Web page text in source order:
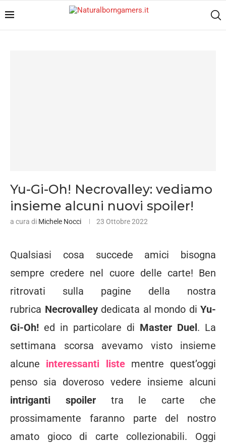
Yu-Gi-Oh! Necrovalley: vediamo
insieme alcuni nuovi spoiler!
a cura di Michele Nocci 23 Ottobre 2022
Qualsiasi cosa succede amici bisogna
sempre credere nel cuore delle carte! Ben
ritrovati sulla pagine della nostra
rubrica Necrovalleydedicata al mondo di Yu-
Gi-Oh! ed in particolare di Master Duel. La
settimana scorsa avevamo visto insieme
alcune interessanti listementre quest’oggi
penso sia doveroso vedere insieme alcuni
intriganti spoilertra le carte che
prossimamente faranno parte del nostro
amato gioco di carte collezionabili. Oggi